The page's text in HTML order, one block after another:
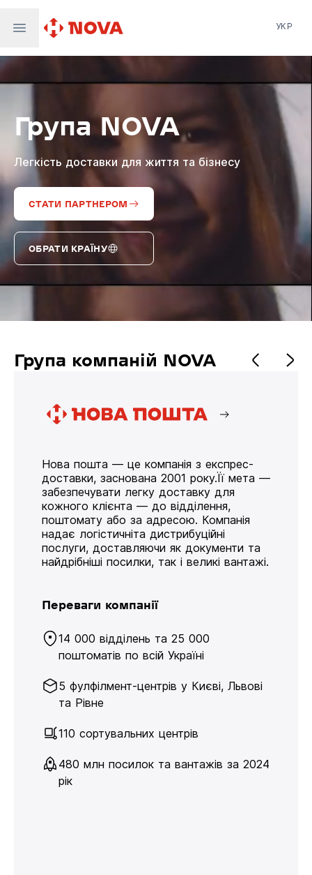
Nova Global
Nova Digital
УКР
Група NOVA
Легкість доставки для життя та бізнесу
СТАТИ ПАРТНЕРОМ
ОБРАТИ КРАЇНУ
Група компаній NOVA
Нова пошта — це компанія з експрес-
доставки, заснована 2001 року.Її мета —
забезпечувати легку доставку для
кожного клієнта — до відділення,
поштомату або за адресою. Компанія
надає логістичніта дистрибуційні
послуги, доставляючи як документи та
найдрібніші посилки, так і великі вантажі.
Переваги компанії
14 000 відділень та 25 000
поштоматів по всій Україні
5 фулфілмент-центрів у Києві, Львові
та Рівне
110 сортувальних центрів
480 млн посилок та вантажів за 2024
рік